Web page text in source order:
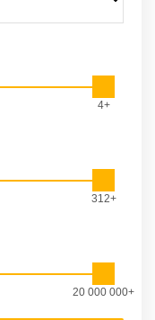
4+
312+
20 000 000+